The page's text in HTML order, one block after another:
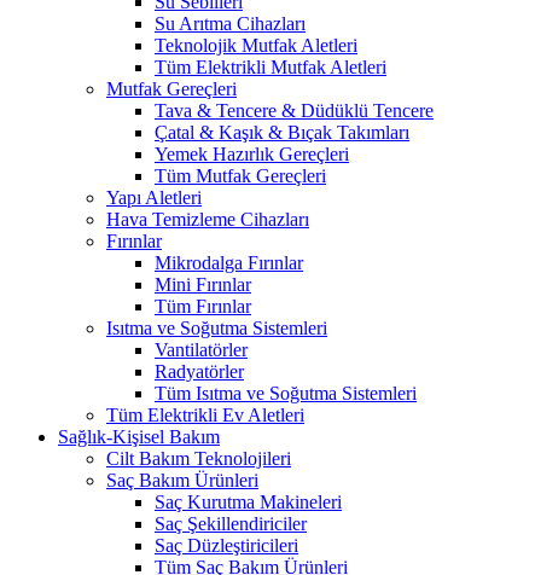
Su Arıtma Cihazları
Teknolojik Mutfak Aletleri
Tüm Elektrikli Mutfak Aletleri
Mutfak Gereçleri
Tava & Tencere & Düdüklü Tencere
Çatal & Kaşık & Bıçak Takımları
Yemek Hazırlık Gereçleri
Tüm Mutfak Gereçleri
Yapı Aletleri
Hava Temizleme Cihazları
Fırınlar
Mikrodalga Fırınlar
Mini Fırınlar
Tüm Fırınlar
Isıtma ve Soğutma Sistemleri
Vantilatörler
Radyatörler
Tüm Isıtma ve Soğutma Sistemleri
Tüm Elektrikli Ev Aletleri
Sağlık-Kişisel Bakım
Cilt Bakım Teknolojileri
Saç Bakım Ürünleri
Saç Kurutma Makineleri
Saç Şekillendiriciler
Saç Düzleştiricileri
Tüm Saç Bakım Ürünleri